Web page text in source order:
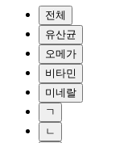
전체
유산균
오메가
비타민
미네랄
ㄱ
ㄴ